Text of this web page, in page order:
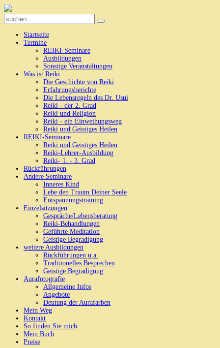
Startseite
Termine
REIKI-Seminare
Ausbildungen
Sonstige Veranstaltungen
Was ist Reiki
Die Geschichte von Reiki
Erfahrungsberichte
Die Lebensregeln des Dr. Usui
Reiki - der 2. Grad
Reiki und Religion
Reiki - ein Einweihungsweg
Reiki und Geistiges Heilen
REIKI-Seminare
Reiki und Geistiges Heilen
Reiki-Lehrer-Ausbildung
Reiki- 1. - 3. Grad
Rückführungen
Andere Seminare
Inneres Kind
Lebe den Traum Deiner Seele
Entspannungstraining
Einzelsitzungen
Gespräche/Lebensberatung
Reiki-Behandlungen
Geführte Meditation
Geistige Begradigung
weitere Ausbildungen
Rückführungen u.a.
Traditionelles Besprechen
Geistige Begradigung
Aurafotografie
Allgemeine Infos
Angebote
Deutung der Aurafarben
Mein Weg
Kontakt
So finden Sie mich
Mein Buch
Preise